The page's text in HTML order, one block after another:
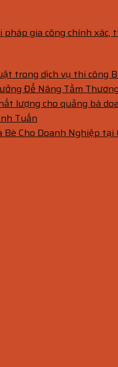
pháp gia công chính xác,
trong dịch vụ thi công
Để Nâng Tầm
lượng cho quảng bá
Tuấn
Cho Doanh Nghiệp tại